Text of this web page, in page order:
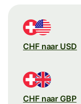
CHF naar USD
CHF naar GBP